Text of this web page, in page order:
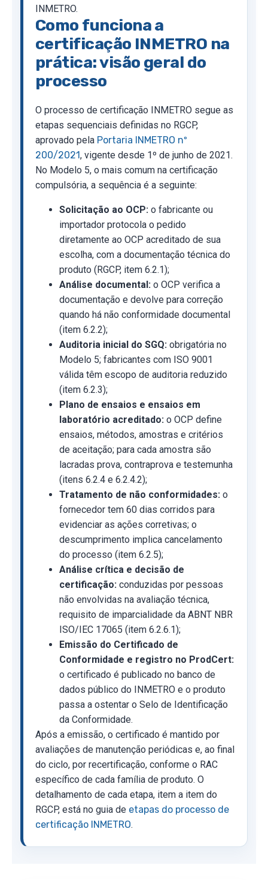
INMETRO.
Como funciona a
certificação INMETRO na
prática: visão geral do
processo
O processo de certificação INMETRO segue as
etapas sequenciais definidas no RGCP,
aprovado pela Portaria INMETRO nº
200/2021, vigente desde 1º de junho de 2021.
No Modelo 5, o mais comum na certificação
compulsória, a sequência é a seguinte:
Solicitação ao OCP: o fabricante ou
importador protocola o pedido
diretamente ao OCP acreditado de sua
escolha, com a documentação técnica do
produto (RGCP, item 6.2.1);
Análise documental: o OCP verifica a
documentação e devolve para correção
quando há não conformidade documental
(item 6.2.2);
Auditoria inicial do SGQ: obrigatória no
Modelo 5; fabricantes com ISO 9001
válida têm escopo de auditoria reduzido
(item 6.2.3);
Plano de ensaios e ensaios em
laboratório acreditado: o OCP define
ensaios, métodos, amostras e critérios
de aceitação; para cada amostra são
lacradas prova, contraprova e testemunha
(itens 6.2.4 e 6.2.4.2);
Tratamento de não conformidades: o
fornecedor tem 60 dias corridos para
evidenciar as ações corretivas; o
descumprimento implica cancelamento
do processo (item 6.2.5);
Análise crítica e decisão de
certificação: conduzidas por pessoas
não envolvidas na avaliação técnica,
requisito de imparcialidade da ABNT NBR
ISO/IEC 17065 (item 6.2.6.1);
Emissão do Certificado de
Conformidade e registro no ProdCert:
o certificado é publicado no banco de
dados público do INMETRO e o produto
passa a ostentar o Selo de Identificação
da Conformidade.
Após a emissão, o certificado é mantido por
avaliações de manutenção periódicas e, ao final
do ciclo, por recertificação, conforme o RAC
específico de cada família de produto. O
detalhamento de cada etapa, item a item do
RGCP, está no guia de etapas do processo de
certificação INMETRO.